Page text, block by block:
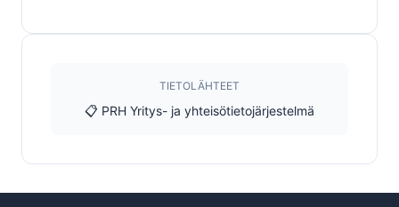
TIETOLÄHTEET
📋 PRH Yritys- ja yhteisötietojärjestelmä